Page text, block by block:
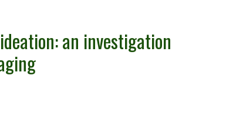
an investigation